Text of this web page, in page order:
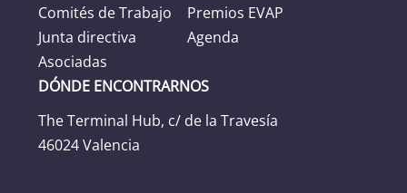
Comités de Trabajo
Junta directiva
Asociadas
Premios EVAP
Agenda
DÓNDE ENCONTRARNOS
The Terminal Hub, c/ de la Travesía
46024 Valencia